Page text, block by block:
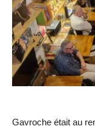
Gavroche était au